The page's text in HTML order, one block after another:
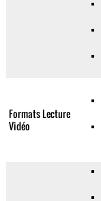
Formats Lecture
Vidéo